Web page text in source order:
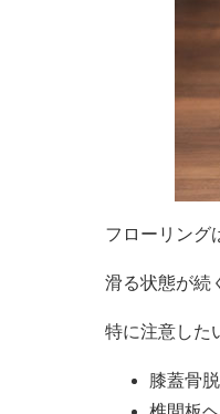
フローリング
滑る状態が続
特に注意した
膝蓋骨